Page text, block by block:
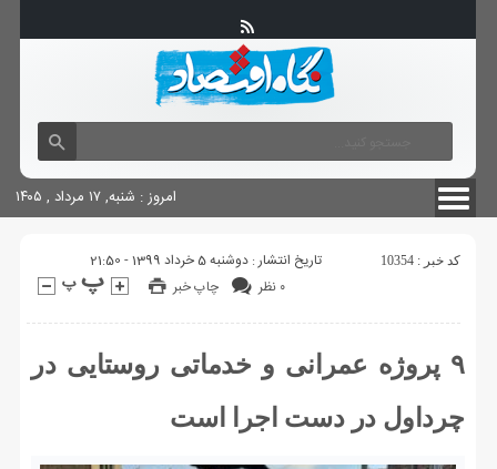
آگهی های دولتی چاپ
امروز : شنبه, ۱۷ مرداد , ۱۴۰۵
کد خبر : 10354
تاریخ انتشار : دوشنبه 5 خرداد 1399 - 21:50
چاپ خبر
۰ نظر
۹ پروژه عمرانی و خدماتی روستایی در
چرداول در دست اجرا است